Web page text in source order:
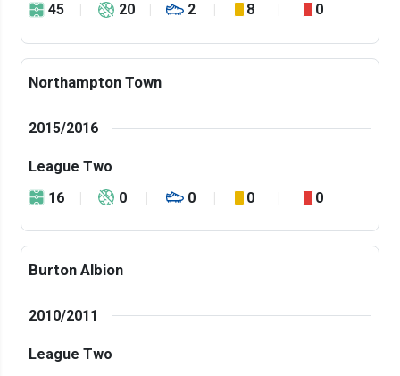
45
20 2 8 0
Northampton Town
2015/2016
League Two
16
0 0 0 0
Burton Albion
2010/2011
League Two